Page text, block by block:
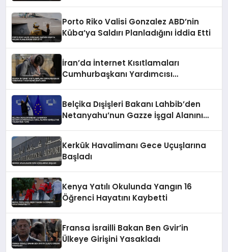
Porto Riko Valisi Gonzalez ABD’nin
Küba’ya Saldırı Planladığını İddia Etti
İran’da İnternet Kısıtlamaları
Cumhurbaşkanı Yardımcısı
Belçika Dışişleri Bakanı Lahbib’den
Netanyahu’nun Gazze İşgal Alanını
Kerkük Havalimanı Gece Uçuşlarına
Başladı
Kenya Yatılı Okulunda Yangın 16
Öğrenci Hayatını Kaybetti
Fransa İsrailli Bakan Ben Gvir’in
Ülkeye Girişini Yasakladı